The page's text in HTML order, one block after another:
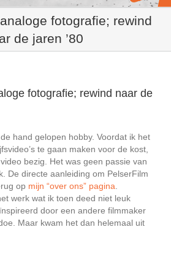
fotografie; rewind
de jaren ’80
fotografie; rewind naar de
hand gelopen hobby. Voordat ik het
te gaan maken voor de kost,
bezig. Het was geen passie van
De directe aanleiding om PelserFilm
op mijn “over ons” pagina
werk wat ik toen deed niet leuk
door een andere filmmaker
Maar kwam het dan helemaal uit